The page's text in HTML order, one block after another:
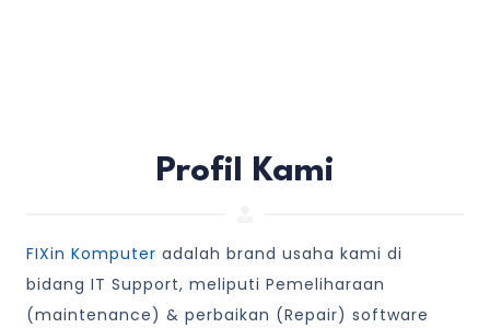
Profil Kami
FIXin Komputer adalah brand usaha kami di
bidang IT Support, meliputi Pemeliharaan
(maintenance) & perbaikan (Repair) software